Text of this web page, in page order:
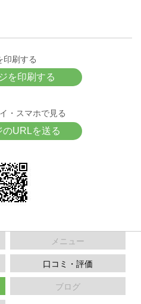
印刷する
を印刷する
・スマホで見る
のURLを送る
メニュー
口コミ・評価
ブログ